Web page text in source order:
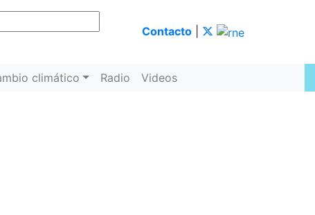
Contacto
climático Radio Videos